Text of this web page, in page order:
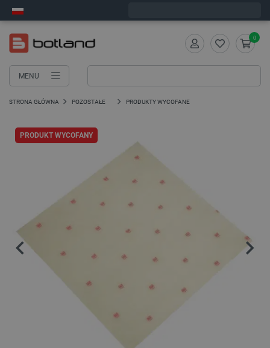
MENU
0
STRONA GŁÓWNA POZOSTAŁE PRODUKTY WYCOFANE
PRODUKT WYCOFANY